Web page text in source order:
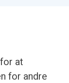
at
for andre